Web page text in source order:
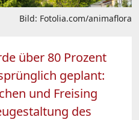
Bild: Fotolia.com/animaflora
über 80 Prozent
geplant:
und Freising
des